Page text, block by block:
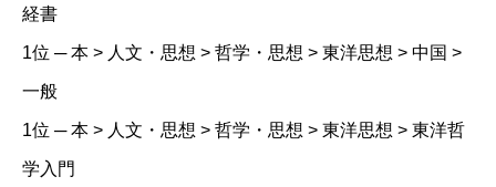
経書
1位 ─ 本 > 人文・思想 > 哲学・思想 > 東洋思想 > 中国 >
一般
1位 ─ 本 > 人文・思想 > 哲学・思想 > 東洋思想 > 東洋哲
学入門